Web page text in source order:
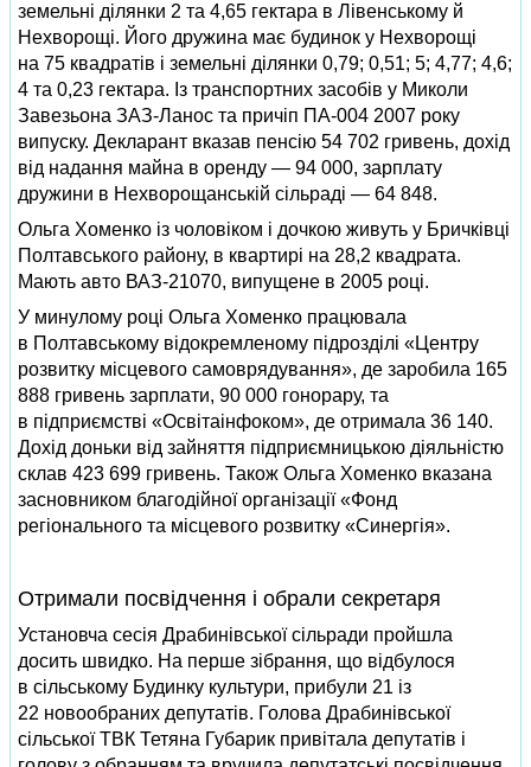
земельні ділянки 2 та 4,65 гектара в Лівенському й
Нехворощі. Його дружина має будинок у Нехворощі
на 75 квадратів і земельні ділянки 0,79; 0,51; 5; 4,77; 4,6;
4 та 0,23 гектара. Із транспортних засобів у Миколи
Завезьона ЗАЗ-Ланос та причіп ПА-004 2007 року
випуску. Декларант вказав пенсію 54 702 гривень, дохід
від надання майна в оренду — 94 000, зарплату
дружини в Нехворощанській сільраді — 64 848.
Ольга Хоменко із чоловіком і дочкою живуть у Бричківці
Полтавського району, в квартирі на 28,2 квадрата.
Мають авто ВАЗ-21070, випущене в 2005 році.
У минулому році Ольга Хоменко працювала
в Полтавському відокремленому підрозділі «Центру
розвитку місцевого самоврядування», де заробила 165
888 гривень зарплати, 90 000 гонорару, та
в підприємстві «Освітаінфоком», де отримала 36 140.
Дохід доньки від зайняття підприємницькою діяльністю
склав 423 699 гривень. Також Ольга Хоменко вказана
засновником благодійної організації «Фонд
регіонального та місцевого розвитку «Синергія».
Отримали посвідчення і обрали секретаря
Установча сесія Драбинівської сільради пройшла
досить швидко. На перше зібрання, що відбулося
в сільському Будинку культури, прибули 21 із
22 новообраних депутатів. Голова Драбинівської
сільської ТВК Тетяна Губарик привітала депутатів і